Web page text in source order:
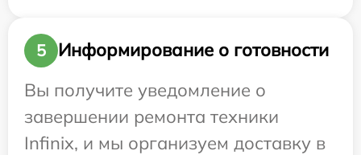
5
Информирование о готовности
Вы получите уведомление о
завершении ремонта техники
Infinix, и мы организуем доставку в